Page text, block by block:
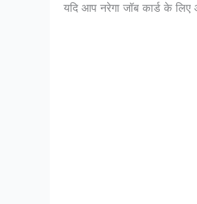
यदि आप नरेगा जॉब कार्ड के